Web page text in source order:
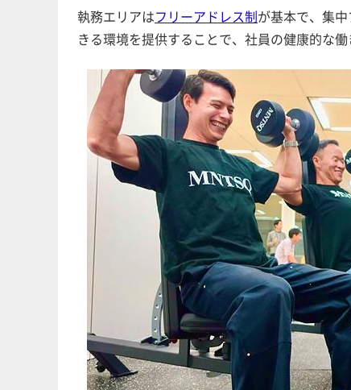
執務エリアはフリーアドレス制が基本で、集
きる環境を提供することで、社員の健康的な働